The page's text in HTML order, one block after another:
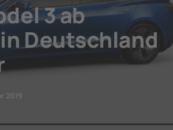
3 ab
Deutschland
2019